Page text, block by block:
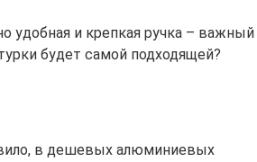
удобная и крепкая ручка – важный
будет самой подходящей?
в дешевых алюминиевых